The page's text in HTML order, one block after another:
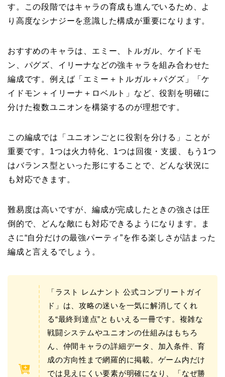
す。この段階ではキャラの育成も進んでいるため、よ
り高度なシナジーを意識した構成が重要になります。
おすすめのキャラは、エミー、トルガル、ケイドモ
ン、パグズ、イリーナなどの強キャラを組み合わせた
編成です。例えば「エミー＋トルガル＋パグズ」「ケ
イドモン＋イリーナ＋ロベルト」など、役割を明確に
分けた複数ユニオンを構築するのが理想です。
この編成では「ユニオンごとに役割を分ける」ことが
重要です。1つは火力特化、1つは回復・支援、もう1つ
はバランス型といった形にすることで、どんな状況に
も対応できます。
難易度は高いですが、編成が完成したときの強さは圧
倒的で、どんな敵にも対応できるようになります。ま
さに“自分だけの最強パーティ”を作る楽しさが詰まった
編成と言えるでしょう。
「ラスト レムナント 公式コンプリートガイ
ド」は、攻略の迷いを一気に解消してくれ
る“最終到達点”ともいえる一冊です。複雑な
戦闘システムやユニオンの仕組みはもちろ
ん、仲間キャラの詳細データ、加入条件、育
成の方向性まで網羅的に掲載。ゲーム内だけ
では見えにくい要素が明確になり、「なぜ勝